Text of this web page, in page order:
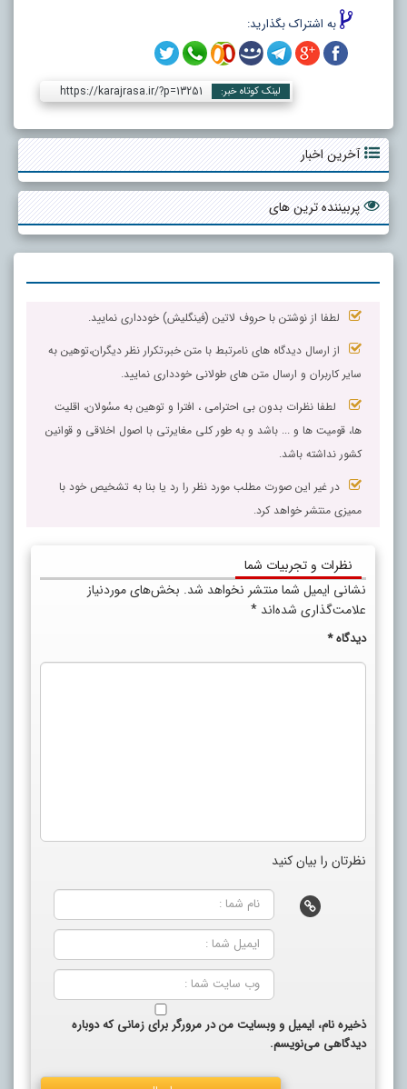
به اشتراک بگذارید:
لینک کوتاه خبر: https://karajrasa.ir/?p=13251
آخرین اخبار
پربیننده ترین های
لطفا از نوشتن با حروف لاتین (فینگلیش) خودداری نمایید.
از ارسال دیدگاه های نامرتبط با متن خبر،تکرار نظر دیگران،توهین به
سایر کاربران و ارسال متن های طولانی خودداری نمایید.
لطفا نظرات بدون بی احترامی ، افترا و توهین به مسٔولان، اقلیت
ها، قومیت ها و ... باشد و به طور کلی مغایرتی با اصول اخلاقی و قوانین
کشور نداشته باشد.
در غیر این صورت مطلب مورد نظر را رد یا بنا به تشخیص خود با
ممیزی منتشر خواهد کرد.
نظرات و تجربیات شما
نشانی ایمیل شما منتشر نخواهد شد. بخش‌های موردنیاز
علامت‌گذاری شده‌اند *
دیدگاه*
نظرتان را بیان کنید
ذخیره نام، ایمیل و وبسایت من در مرورگر برای زمانی که دوباره
دیدگاهی می‌نویسم.